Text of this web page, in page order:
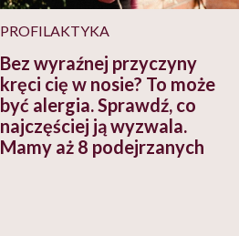
PROFILAKTYKA
Bez wyraźnej przyczyny
kręci cię w nosie? To może
być alergia. Sprawdź, co
najczęściej ją wyzwala.
Mamy aż 8 podejrzanych